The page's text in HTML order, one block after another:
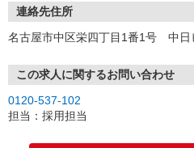
連絡先住所
名古屋市中区栄四丁目1番1号 中日
この求人に関するお問い合わせ
0120-537-102
担当：採用担当